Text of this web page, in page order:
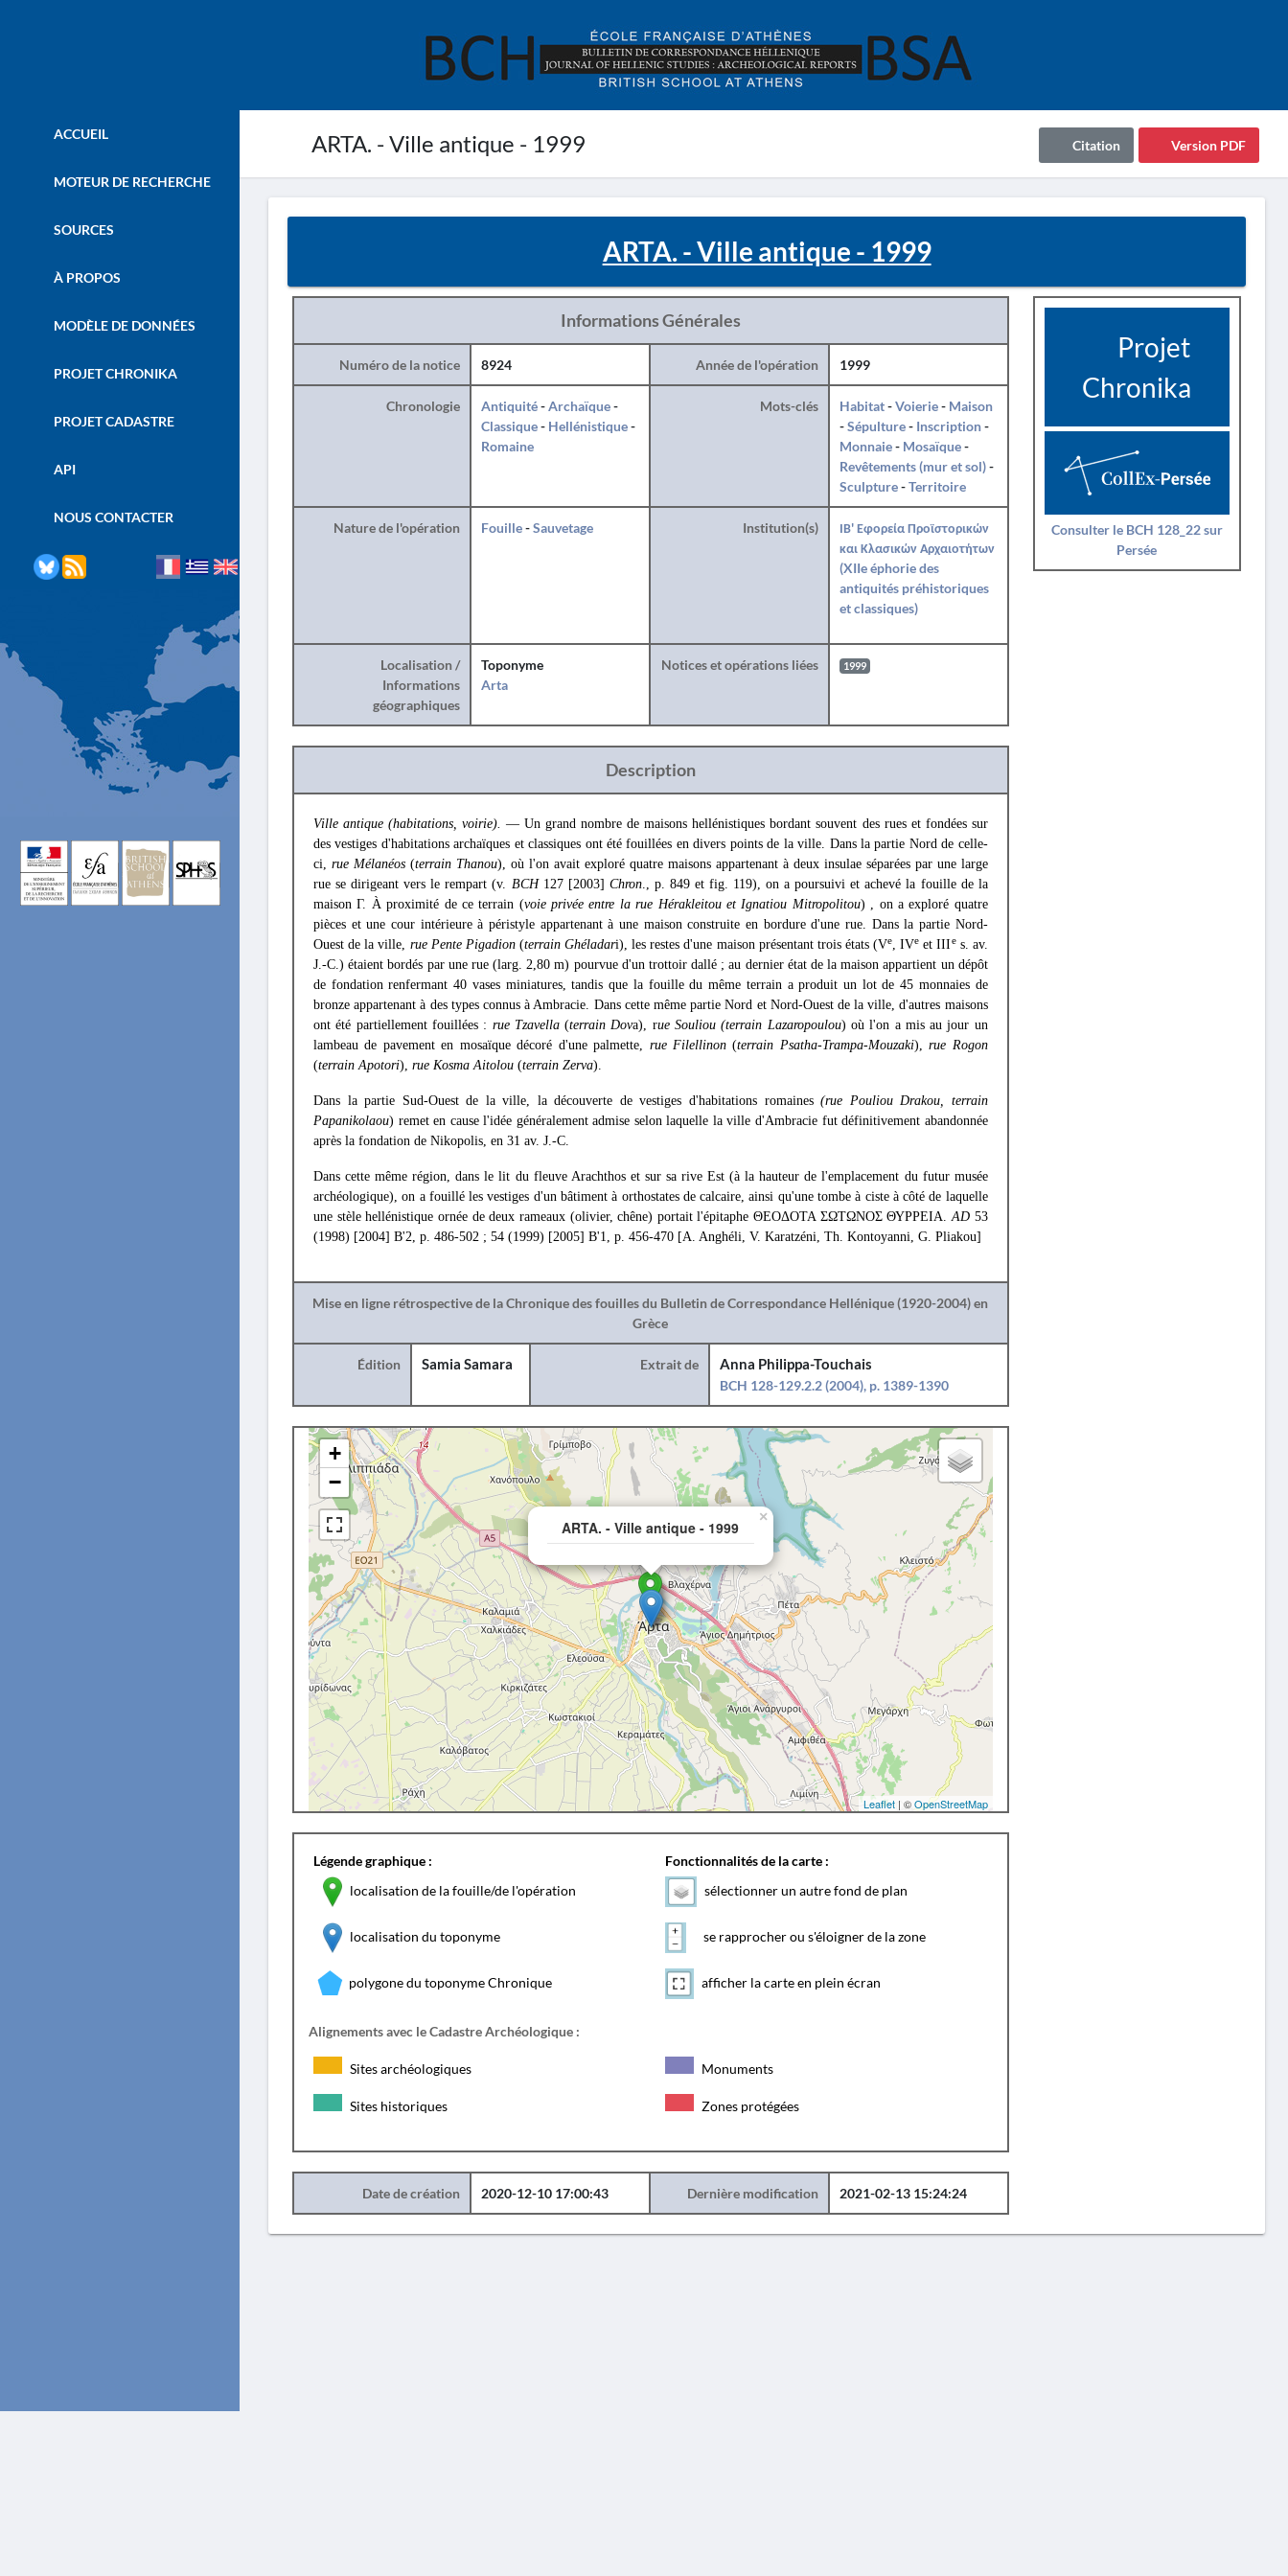
ARTA. - Ville antique - 1999 Version PDF
Citation
ACCUEIL
MOTEUR DE RECHERCHE
SOURCES
À PROPOS
MODÈLE DE DONNÉES
PROJET CHRONIKA
PROJET CADASTRE
API
NOUS CONTACTER
ARTA. - Ville antique - 1999
Informations Générales
Numéro de la notice 8924 Année de l'opération 1999
Chronologie Antiquité-Archaïque-
Classique- Hellénistique-
Romaine
Mots-clés Habitat-Voierie- Maison
-Sépulture- Inscription-
Monnaie- Mosaïque-
Revêtements (mur et sol)-
Sculpture-Territoire
Nature de l'opération Fouille-Sauvetage Institution(s)
ΙΒ' Εφορεία Προϊστορικών
και Κλασικών Αρχαιοτήτων
(XIIe éphorie des
antiquités préhistoriques
et classiques)
Localisation /
Informations
géographiques
Toponyme
Arta
Notices et opérations liées 1999
Description
Ville antique (habitations, voirie).— Un grand nombre de maisons hellénistiques bordant souvent des rues et fondées sur
des vestiges d'habitations archaïques et classiques ont été fouillées en divers points de la ville. Dans la partie Nord de celle-
ci, rue Mélanéos(terrain Thanou), où l'on avait exploré quatre maisons appartenant à deux insulae séparées par une large
rue se dirigeant vers le rempart (v. BCH127 [2003] Chron., p. 849 et fig. 119), on a poursuivi et achevé la fouille de la
maison Γ. À proximité de ce terrain (voie privée entre la rue Hérakleitou et Ignatiou Mitropolitou) , on a exploré quatre
pièces et une cour intérieure à péristyle appartenant à une maison construite en bordure d'une rue. Dans la partie Nord-
Ouest de la ville, rue Pente Pigadion(terrain Ghéladari), les restes d'une maison présentant trois états (Ve, IVe et IIIes. av.
J.-C.) étaient bordés par une rue (larg. 2,80 m) pourvue d'un trottoir dallé ; au dernier état de la maison appartient un dépôt
de fondation renfermant 40 vases miniatures, tandis que la fouille du même terrain a produit un lot de 45 monnaies de
bronze appartenant à des types connus à Ambracie. Dans cette même partie Nord et Nord-Ouest de la ville, d'autres maisons
ont été partiellement fouillées : rue Tzavella(terrain Dova), rue Souliou (terrain Lazaropoulou) où l'on a mis au jour un
lambeau de pavement en mosaïque décoré d'une palmette, rue Filellinon(terrain Psatha-Trampa-Mouzaki),rue Rogon
(terrain Apotori), rue Kosma Aitolou (terrain Zerva).
Dans la partie Sud-Ouest de la ville, la découverte de vestiges d'habitations romaines(rue Pouliou Drakou, terrain
Papanikolaou) remet en cause l'idée généralement admise selon laquelle la ville d'Ambracie fut définitivement abandonnée
après la fondation de Nikopolis, en 31 av. J.-C.
Dans cette même région, dans le lit du fleuve Arachthos et sur sa rive Est (à la hauteur de l'emplacement du futur musée
archéologique), on a fouillé les vestiges d'un bâtiment à orthostates de calcaire, ainsi qu'une tombe à ciste à côté de laquelle
une stèle hellénistique ornée de deux rameaux (olivier, chêne) portait l'épitaphe ΘΕΟΔΟΤΑ ΣΩΤΩΝΟΣ ΘΥΡΡΕΙΑ.AD 53
(1998) [2004] B'2, p. 486-502 ; 54 (1999) [2005] Β'1, p. 456-470 [A. Anghéli, V. Karatzéni, Th. Kontoyanni, G. Pliakou]
Mise en ligne rétrospective de la Chronique des fouilles du Bulletin de Correspondance Hellénique (1920-2004) en
Grèce
Édition Samia Samara Extrait de
Anna Philippa-Touchais
BCH 128-129.2.2 (2004), p. 1389-1390
ARTA. - Ville antique - 1999
×
+
−
Leaflet| ©OpenStreetMap
Légende graphique :
localisation de la fouille/de l'opération
localisation du toponyme
polygone du toponyme Chronique
Fonctionnalités de la carte :
sélectionner un autre fond de plan
se rapprocher ou s'éloigner de la zone
afficher la carte en plein écran
Alignements avec le Cadastre Archéologique :
Sites archéologiques Monuments
Sites historiques Zones protégées
Date de création 2020-12-10 17:00:43 Dernière modification 2021-02-13 15:24:24
Projet
Chronika
Consulter le BCH 128_22 sur
Persée